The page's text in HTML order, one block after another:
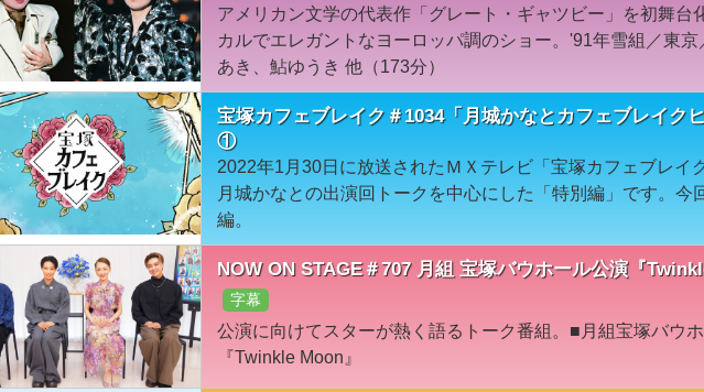
アメリカン文学の代表作「グレート・ギャツビー」を初舞台
カルでエレガントなヨーロッパ調のショー。'91年雪組／東
あき、鮎ゆうき 他（173分）
宝塚カフェブレイク＃1034「月城かなとカフェブレイク
①
2022年1月30日に放送されたＭＸテレビ「宝塚カフェブレイ
月城かなとの出演回トークを中心にした「特別編」です。今
編。
NOW ON STAGE＃707 月組 宝塚バウホール公演『
字幕
公演に向けてスターが熱く語るトーク番組。■月組宝塚バウ
『Twinkle Moon』